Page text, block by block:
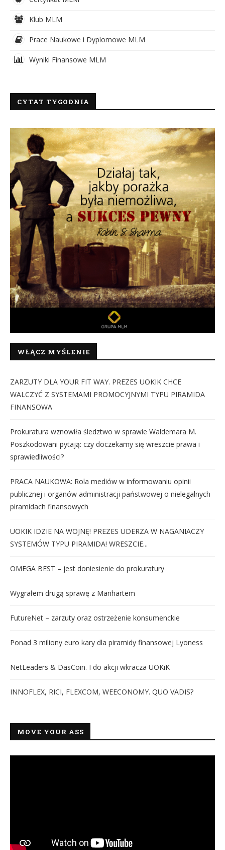
Klub MLM
Prace Naukowe i Dyplomowe MLM
Wyniki Finansowe MLM
CYTAT TYGODNIA
WŁĄCZ MYŚLENIE
ZARZUTY DLA YOUR FIT WAY. PREZES UOKIK CHCE
WALCZYĆ Z SYSTEMAMI PROMOCYJNYMI TYPU PIRAMIDA
FINANSOWA
Prokuratura wznowiła śledztwo w sprawie Waldemara M.
Poszkodowani pytają: czy doczekamy się wreszcie prawa i
sprawiedliwości?
PRACA NAUKOWA: Rola mediów w informowaniu opinii
publicznej i organów administracji państwowej o nielegalnych
piramidach finansowych
UOKIK IDZIE NA WOJNĘ! PREZES UDERZA W NAGANIACZY
SYSTEMÓW TYPU PIRAMIDA! WRESZCIE...
OMEGA BEST – jest doniesienie do prokuratury
Wygrałem drugą sprawę z Manhartem
FutureNet – zarzuty oraz ostrzeżenie konsumenckie
Ponad 3 miliony euro kary dla piramidy finansowej Lyoness
NetLeaders & DasCoin. I do akcji wkracza UOKiK
INNOFLEX, RICI, FLEXCOM, WEECONOMY. QUO VADIS?
MOVE YOUR ASS